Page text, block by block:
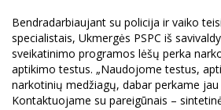
Bendradarbiaujant su policija ir vaiko
specialistais, Ukmergės PSPC iš
sveikatinimo programos lėšų perka
aptikimo testus. „Naudojome testus,
narkotinių medžiagų, dabar perkame jau
Kontaktuojame su pareigūnais –